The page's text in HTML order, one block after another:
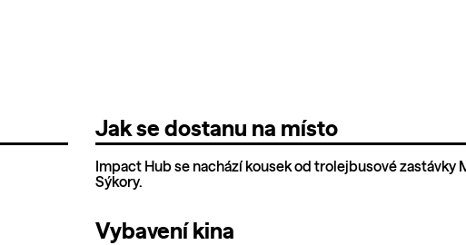
Jak se dostanu na místo
Impact Hub se nachází kousek od trolejbusové zastávky
Sýkory.
Vybavení kina